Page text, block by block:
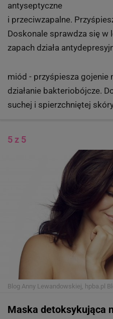
antyseptyczne
i przeciwzapalne.
Doskonale sprawdza się w
zapach działa
miód - przyśpiesza gojenie
działanie bakteriobójcze.
suchej i spierzchniętej
5 z 5
Blog Anny Lewandowskiej, hpba.pl
Maska detoksykująca